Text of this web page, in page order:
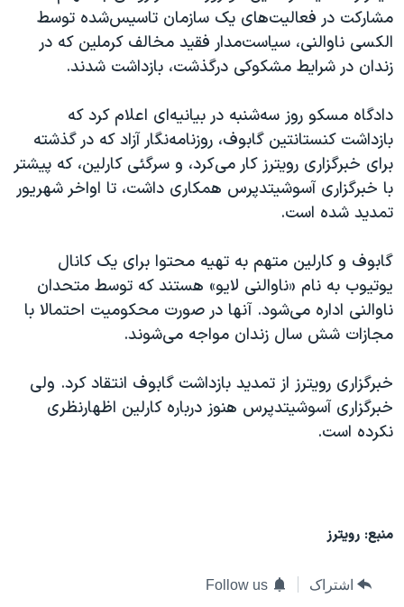
مشارکت در فعالیت‌های یک سازمان تاسیس‌شده توسط
الکسی ناوالنی، سیاست‌مدار فقید مخالف کرملین که در
زندان در شرایط مشکوکی درگذشت، بازداشت شدند.
دادگاه مسکو روز سه‌شنبه در بیانیه‌ای اعلام کرد که
بازداشت کنستانتین گابوف، روزنامه‌نگار آزاد که در گذشته
برای خبرگزاری رویترز کار می‌کرد، و سرگئی کارلین، که پیشتر
با خبرگزاری آسوشیتدپرس همکاری داشت، تا اواخر شهریور
تمدید شده است.
گابوف و کارلین متهم به تهیه محتوا برای یک کانال
یوتیوب به نام «ناوالنی لایو» هستند که توسط متحدان
ناوالنی اداره می‌شود. آنها در صورت محکومیت احتمالا با
مجازات شش سال زندان مواجه می‌شوند.
خبرگزاری رویترز از تمدید بازداشت گابوف انتقاد کرد. ولی
خبرگزاری آسوشیتدپرس هنوز درباره کارلین اظهارنظری
نکرده است.
منبع: رویترز
اشتراک Follow us